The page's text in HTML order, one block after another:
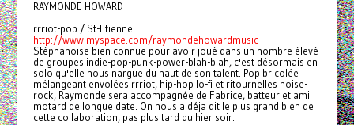
RAYMONDE HOWARD
rrriot-pop / St-Etienne
http://www.myspace.com/raymondehowardmusic
Stéphanoise bien connue pour avoir joué dans un nombre élevé
de groupes indie-pop-punk-power-blah-blah, c'est désormais en
solo qu'elle nous nargue du haut de son talent. Pop bricolée
mélangeant envolées rrriot, hip-hop lo-fi et ritournelles noise-
rock, Raymonde sera accompagnée de Fabrice, batteur et ami
motard de longue date. On nous a déja dit le plus grand bien de
cette collaboration, pas plus tard qu'hier soir.